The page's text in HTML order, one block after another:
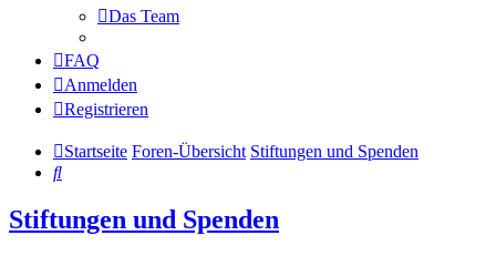
Das Team
FAQ
Anmelden
Registrieren
Startseite Foren-Übersicht Stiftungen und Spenden
Suche
Stiftungen und Spenden